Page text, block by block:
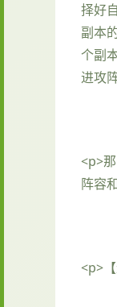
择好
副本
个副
进攻
<p>
阵容
<p>